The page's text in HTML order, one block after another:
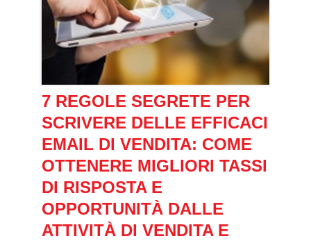
7 REGOLE SEGRETE PER
SCRIVERE DELLE EFFICACI
EMAIL DI VENDITA: COME
OTTENERE MIGLIORI TASSI
DI RISPOSTA E
OPPORTUNITÀ DALLE
ATTIVITÀ DI VENDITA E